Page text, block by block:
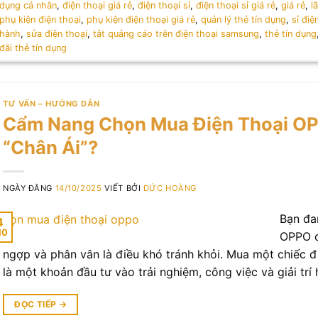
dụng cá nhân,điện thoại giá rẻ,điện thoại sỉ,điện thoại sỉ giá rẻ,giá rẻ,
phụ kiện điện thoại, phụ kiện điện thoại giá rẻ,quản lý thẻ tín dụng,sỉ
hành,sửa điện thoại,tắt quảng cáo trên điện thoại samsung,thẻ tín dụng
đãi thẻ tín dụng
TƯ VẤN – HƯỚNG DẪN
Cẩm Nang Chọn Mua Điện Thoại
“Chân Ái”?
NGÀY ĐĂNG 14/10/2025 VIẾT BỞIĐỨC HOÀNG
Bạn
OPPO
ngợp và phân vân là điều khó tránh khỏi. Mua một chiếc
là một khoản đầu tư vào trải nghiệm, công việc và giải
ĐỌC TIẾP →